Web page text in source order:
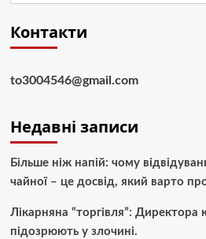
Контакти
to3004546@gmail.com
Недавні записи
Більше ніж напій: чому
чайної – це досвід, який варто
Лікарняна “торгівля”: Директора
підозрюють у злочині.